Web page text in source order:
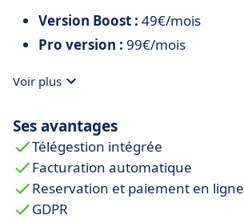
Version Boost : 49€/mois
Pro version : 99€/mois
Voir plus
Ses avantages
Télégestion intégrée
Facturation automatique
Reservation et paiement en ligne
GDPR